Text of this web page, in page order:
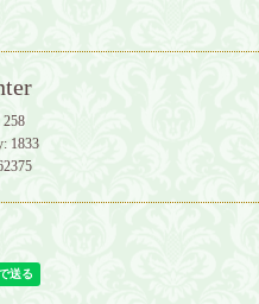
258
1833